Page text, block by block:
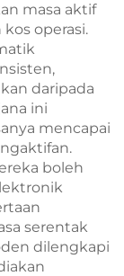
masa aktif
operasi.
daripada
ini
mencapai
boleh
serentak
dilengkapi